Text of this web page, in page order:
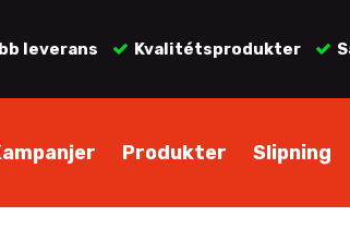
leverans Kvalitétsprodukter
Produkter Slipning